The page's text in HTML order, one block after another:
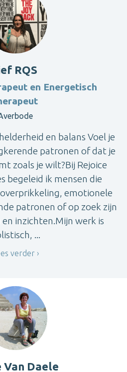
RQS
en Energetisch
en balans Voel je
patronen of dat je
zoals je wilt?Bij Rejoice
begeleid ik mensen die
emotionele
patronen of op zoek zijn
inzichten.Mijn werk is
...
verder
Van Daele